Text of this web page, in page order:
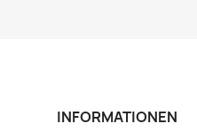
INFORMATIONEN